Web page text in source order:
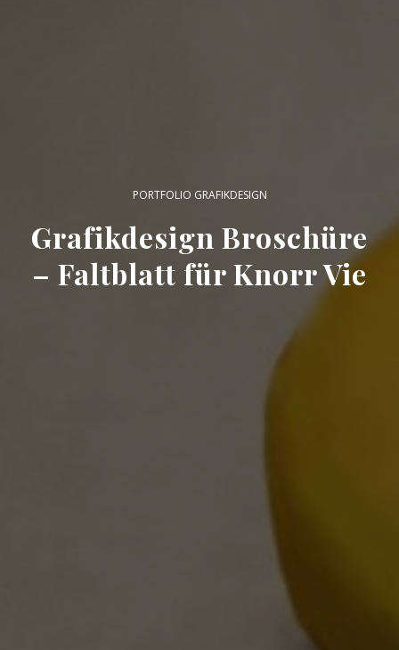
PORTFOLIO GRAFIKDESIGN
Grafikdesign Broschüre
– Faltblatt für Knorr Vie